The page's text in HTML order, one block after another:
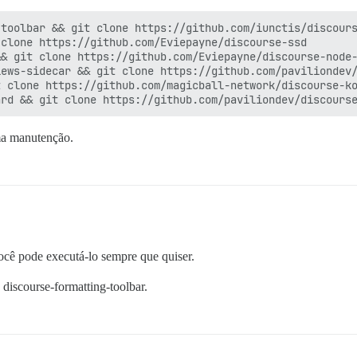
&& git clone https://github.com/iunctis/
https://github.com/Eviepayne/discourse-ssd
git clone https://github.com/Eviepayne/discourse-
sidecar && git clone https://github.com/
https://github.com/magicball-network/
manutenção.
pode executá-lo sempre que quiser.
formatting-toolbar.